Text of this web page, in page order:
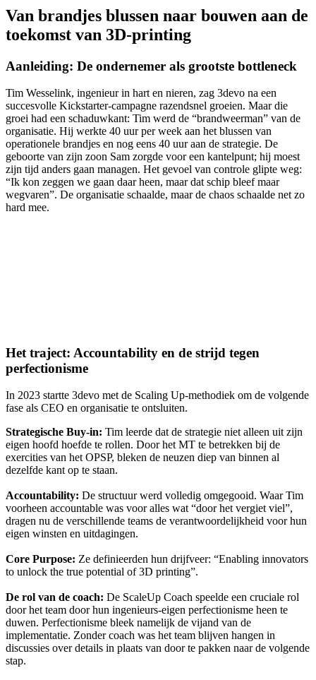
Van brandjes blussen naar bouwen aan de
toekomst van 3D-printing
Aanleiding: De ondernemer als grootste bottleneck
Tim Wesselink, ingenieur in hart en nieren, zag 3devo na een
succesvolle Kickstarter-campagne razendsnel groeien. Maar die
groei had een schaduwkant: Tim werd de “brandweerman” van de
organisatie. Hij werkte 40 uur per week aan het blussen van
operationele brandjes en nog eens 40 uur aan de strategie. De
geboorte van zijn zoon Sam zorgde voor een kantelpunt; hij moest
zijn tijd anders gaan managen. Het gevoel van controle glipte weg:
“Ik kon zeggen we gaan daar heen, maar dat schip bleef maar
wegvaren”. De organisatie schaalde, maar de chaos schaalde net zo
hard mee.
Het traject: Accountability en de strijd tegen
perfectionisme
In 2023 startte 3devo met de Scaling Up-methodiek om de volgende
fase als CEO en organisatie te ontsluiten.
Strategische Buy-in: Tim leerde dat de strategie niet alleen uit zijn
eigen hoofd hoefde te rollen. Door het MT te betrekken bij de
exercities van het OPSP, bleken de neuzen diep van binnen al
dezelfde kant op te staan.
Accountability: De structuur werd volledig omgegooid. Waar Tim
voorheen accountable was voor alles wat “door het vergiet viel”,
dragen nu de verschillende teams de verantwoordelijkheid voor hun
eigen winsten en uitdagingen.
Core Purpose: Ze definieerden hun drijfveer: “Enabling innovators
to unlock the true potential of 3D printing”.
De rol van de coach: De ScaleUp Coach speelde een cruciale rol
door het team door hun ingenieurs-eigen perfectionisme heen te
duwen. Perfectionisme bleek namelijk de vijand van de
implementatie. Zonder coach was het team blijven hangen in
discussies over details in plaats van door te pakken naar de volgende
stap.